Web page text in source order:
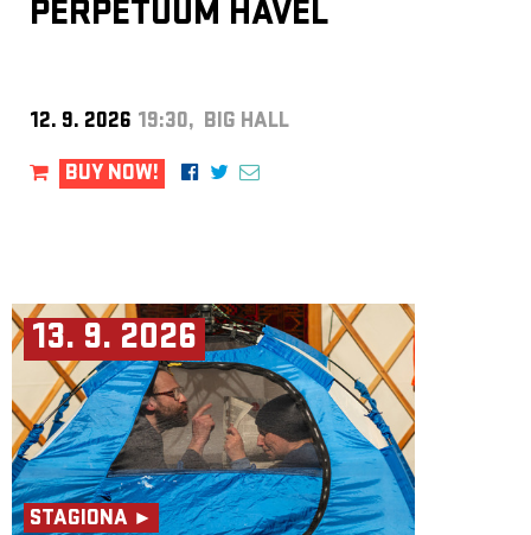
PERPETUUM HAVEL
12. 9. 2026 19:30, BIG HALL
BUY NOW!
13. 9. 2026
STAGIONA ►